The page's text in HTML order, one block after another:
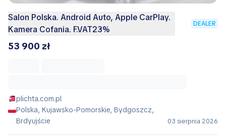
Salon Polska. Android Auto, Apple CarPlay.
Kamera Cofania. F.VAT23%
DEALER
53 900 zł
plichta.com.pl
Polska, Kujawsko-Pomorskie, Bydgoszcz,
Brdyujście
03 sierpnia 2026